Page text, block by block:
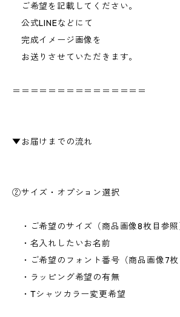
ご希望を記載してください。
公式LINEなどにて
完成イメージ画像を
お送りさせていただきます。
＝＝＝＝＝＝＝＝＝＝＝＝＝＝＝
▼お届けまでの流れ
②サイズ・オプション選択
・ご希望のサイズ（商品画像8枚目参照
・名入れしたいお名前
・ご希望のフォント番号（商品画像
・ラッピング希望の有無
・Tシャツカラー変更希望